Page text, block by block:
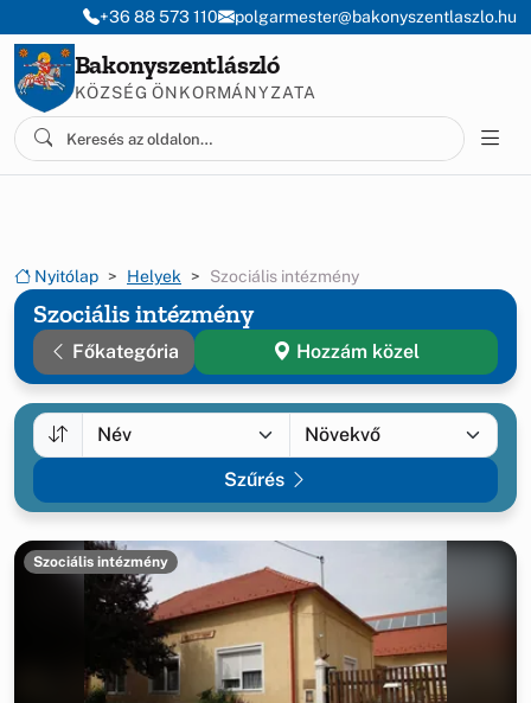
Ugrás a menüre
Ugrás a tartalomra
+36 88 573 110 polgarmester@bakonyszentlaszlo.hu
Bakonyszentlászló
KÖZSÉG ÖNKORMÁNYZATA
Nyitólap Helyek Szociális intézmény
Szociális intézmény
Főkategória Hozzám közel
Szűrés
Szociális intézmény